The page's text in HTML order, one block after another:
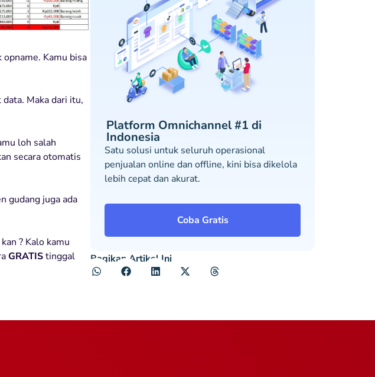
Kamu bisa
Maka dari itu,
loh salah
secara otomatis
gudang juga ada
? Kalo kamu
GRATIStinggal
Platform Omnichannel #1 di
Indonesia
Satu solusi untuk seluruh operasional
penjualan online dan offline, kini bisa dikelola
lebih cepat dan akurat.
Coba Gratis
Bagikan Artikel Ini